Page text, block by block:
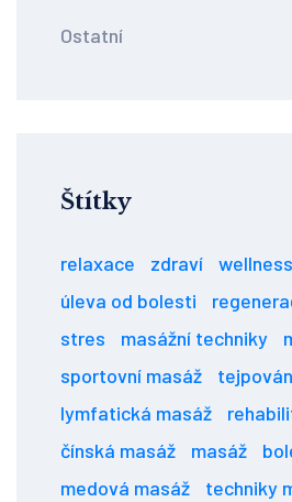
Ostatní
Štítky
relaxace zdraví wellness
úleva od bolesti
stres
masážní techniky
sportovní masáž
lymfatická masáž
čínská masáž
masáž
medová masáž
techniky